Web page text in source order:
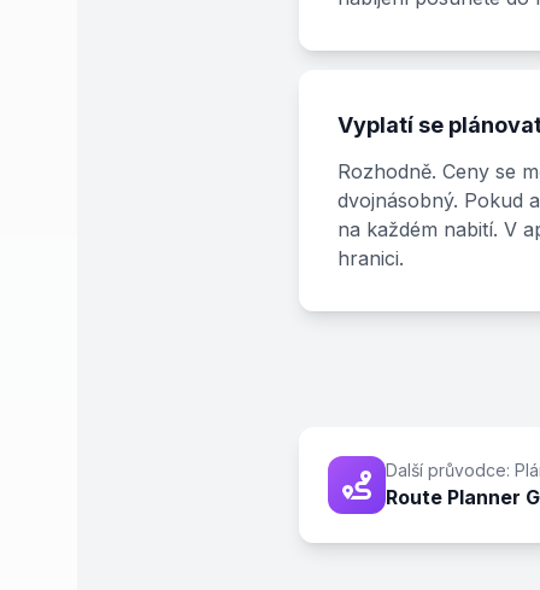
Vyplatí se
Rozhodně. Ceny se
dvojnásobný. Pokud
na každém nabití. V
hranici.
Další průvodce:
Route Planner